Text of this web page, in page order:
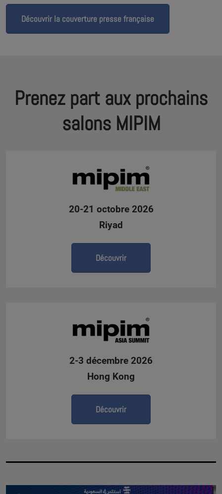
Découvrir la couverture presse française
Prenez part aux prochains
salons MIPIM
20-21 octobre 2026
Riyad
Découvrir
2-3 décembre 2026
Hong Kong
Découvrir